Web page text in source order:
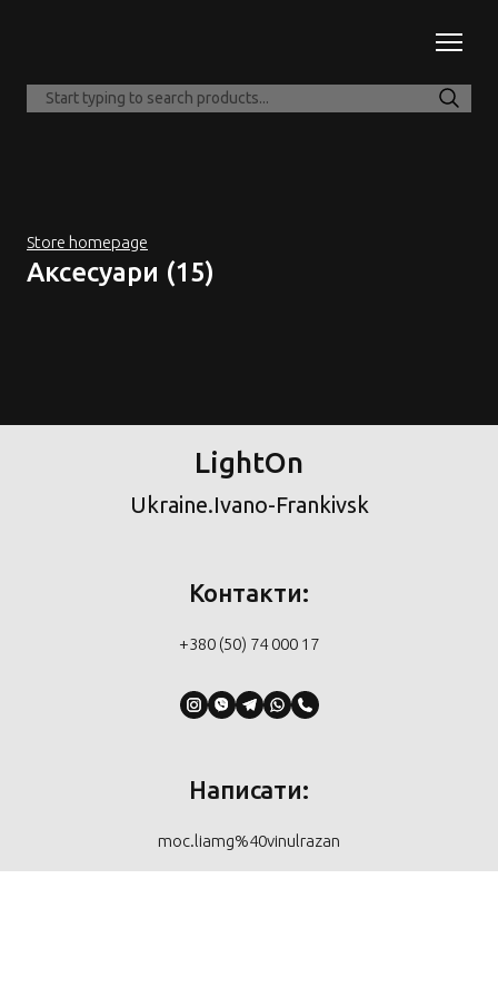
Store homepage
Аксесуари (15)
LightOn
Ukraine.Ivano-Frankivsk
Контакти:
+380 (50) 74 000 17
Написати:
moc.liamg%40vinulrazan